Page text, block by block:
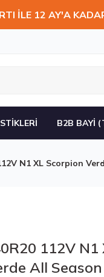
İLE 12 AY'A
B2B BAYİ
N1 XL Scorpion
112V N1
All Season